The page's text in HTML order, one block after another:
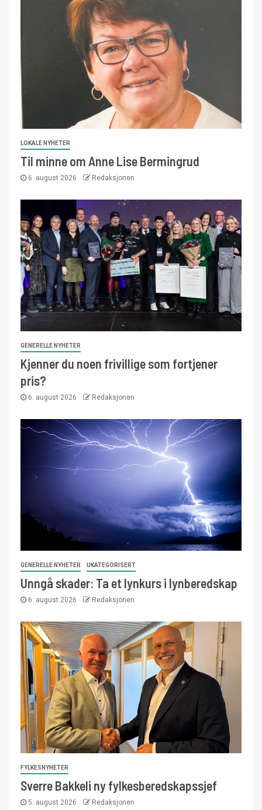
LOKALE NYHETER
Til minne om Anne Lise Bermingrud
6. august 2026 Redaksjonen
GENERELLE NYHETER
Kjenner du noen frivillige som fortjener
pris?
6. august 2026 Redaksjonen
GENERELLE NYHETER UKATEGORISERT
Unngå skader: Ta et lynkurs i lynberedskap
6. august 2026 Redaksjonen
FYLKESNYHETER
Sverre Bakkeli ny fylkesberedskapssjef
5. august 2026 Redaksjonen